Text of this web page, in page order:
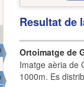
Resultat de
Ortoimatge de
Imatge aèria de
1000m. Es